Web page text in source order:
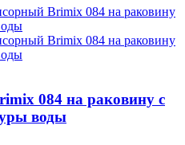
084 на раковину с
воды